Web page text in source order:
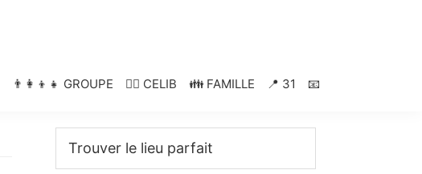
👨‍👩‍👦‍👧 GROUPE 👱‍♂️ CELIB 👪 FAMILLE 📍 31 📧
Primary
Sidebar